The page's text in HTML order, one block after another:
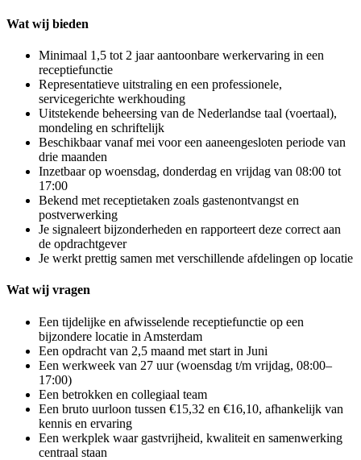
Wat wij bieden
Minimaal 1,5 tot 2 jaar aantoonbare werkervaring in een
receptiefunctie
Representatieve uitstraling en een professionele,
servicegerichte werkhouding
Uitstekende beheersing van de Nederlandse taal (voertaal),
mondeling en schriftelijk
Beschikbaar vanaf mei voor een aaneengesloten periode van
drie maanden
Inzetbaar op woensdag, donderdag en vrijdag van 08:00 tot
17:00
Bekend met receptietaken zoals gastenontvangst en
postverwerking
Je signaleert bijzonderheden en rapporteert deze correct aan
de opdrachtgever
Je werkt prettig samen met verschillende afdelingen op locatie
Wat wij vragen
Een tijdelijke en afwisselende receptiefunctie op een
bijzondere locatie in Amsterdam
Een opdracht van 2,5 maand met start in Juni
Een werkweek van 27 uur (woensdag t/m vrijdag, 08:00–
17:00)
Een betrokken en collegiaal team
Een bruto uurloon tussen €15,32 en €16,10, afhankelijk van
kennis en ervaring
Een werkplek waar gastvrijheid, kwaliteit en samenwerking
centraal staan